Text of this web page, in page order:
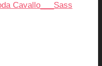
Cavallo___Sass